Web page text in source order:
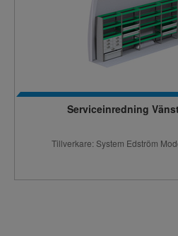
Serviceinredning
Tillverkare: System Edström